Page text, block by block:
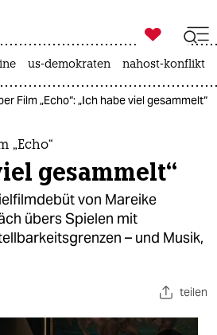
taz zahl ich
ich

taz zahl ich
us-demokraten nahost-konflikt
Film „Echo“: „Ich habe viel gesammelt“
„Echo“
gesammelt“
von Mareike
übers Spielen mit
– und Musik,
teilen